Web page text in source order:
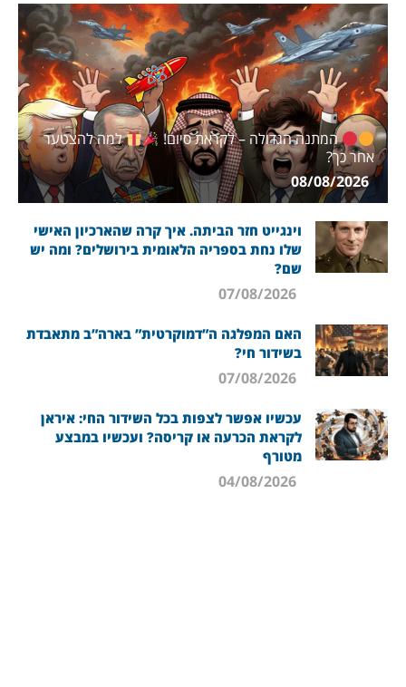
המתנה הגדולה – לקראת סיום!
למה להצטער
אחר כך?
08/08/2026
וינגייט חזר הביתה. איך קרה שהארכיון האישי
שלו נחת בספריה הלאומית בירושלים? ומה יש
שם?
האם המפלגה ה”דמוקרטית” בארה”ב מתאבדת
בשידור חי?
עכשיו אפשר לצפות בכל השידור החי: איראן
לקראת הכרעה או קריסה? ועכשיו במבצע
מטורף